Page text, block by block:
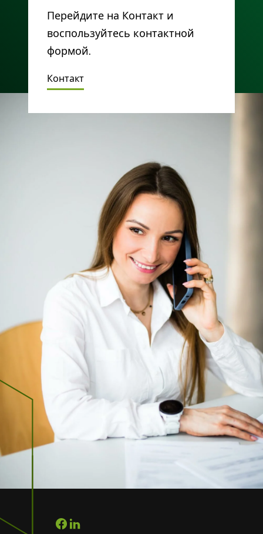
Перейдите на Контакт и
воспользуйтесь контактной
формой.
Контакт